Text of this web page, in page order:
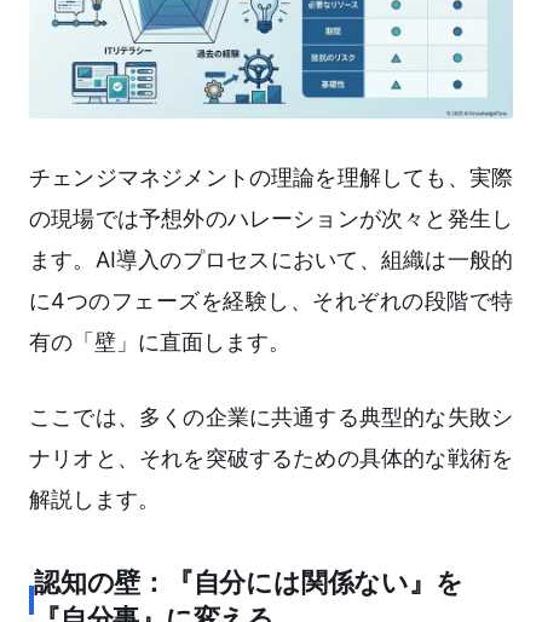
チェンジマネジメントの理論を理解しても、実際
の現場では予想外のハレーションが次々と発生し
ます。AI導入のプロセスにおいて、組織は一般的
に4つのフェーズを経験し、それぞれの段階で特
有の「壁」に直面します。
ここでは、多くの企業に共通する典型的な失敗シ
ナリオと、それを突破するための具体的な戦術を
解説します。
認知の壁：『自分には関係ない』を